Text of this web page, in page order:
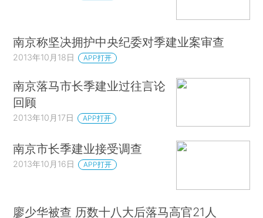
南京称坚决拥护中央纪委对季建业案审查
2013年10月18日 APP打开
南京落马市长季建业过往言论
回顾
2013年10月17日 APP打开
南京市长季建业接受调查
2013年10月16日 APP打开
廖少华被查 历数十八大后落马高官21人